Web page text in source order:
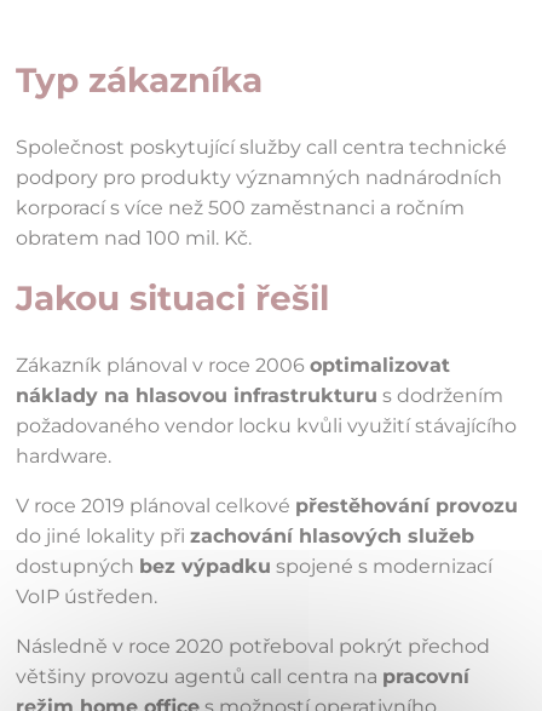
Typ zákazníka
Společnost poskytující služby call centra technické
podpory pro produkty významných nadnárodních
korporací s více než 500 zaměstnanci a ročním
obratem nad 100 mil. Kč.
Jakou situaci řešil
Zákazník plánoval v roce 2006optimalizovat
náklady na hlasovou infrastrukturu s dodržením
požadovaného vendor locku kvůli využití stávajícího
hardware.
V roce 2019 plánoval celkové přestěhování provozu
do jiné lokality přizachování hlasových služeb
dostupných bez výpadku spojené s modernizací
VoIP ústředen.
Následně v roce 2020 potřeboval pokrýt přechod
většiny provozu agentů call centra na pracovní